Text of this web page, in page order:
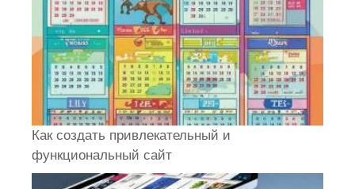
Как создать привлекательный и
функциональный сайт